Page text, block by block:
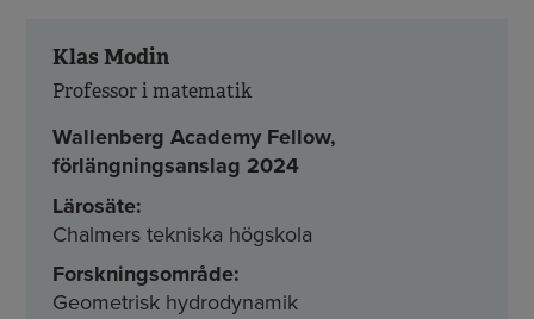
Klas Modin
Professor i matematik
Wallenberg Academy Fellow,
förlängningsanslag 2024
Lärosäte:
Chalmers tekniska högskola
Forskningsområde:
Geometrisk hydrodynamik